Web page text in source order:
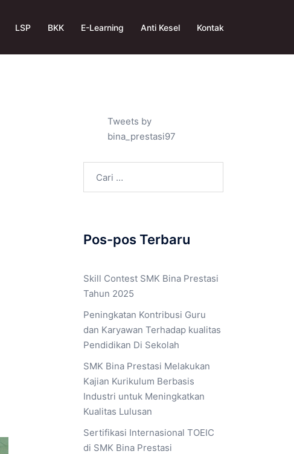
LSP BKK E-Learning Anti Kesel Kontak
Tweets by
bina_prestasi97
untuk:
Pos-pos Terbaru
Skill Contest SMK Bina Prestasi
Tahun 2025
Peningkatan Kontribusi Guru
dan Karyawan Terhadap kualitas
Pendidikan Di Sekolah
SMK Bina Prestasi Melakukan
Kajian Kurikulum Berbasis
Industri untuk Meningkatkan
Kualitas Lulusan
Sertifikasi Internasional TOEIC
di SMK Bina Prestasi